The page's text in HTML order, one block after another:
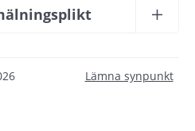
Lämna synpunkt